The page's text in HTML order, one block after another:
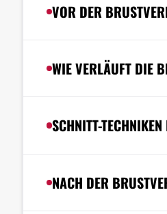
VOR DER
WIE VERLÄUFT DIE
SCHNITT-
NACH DER